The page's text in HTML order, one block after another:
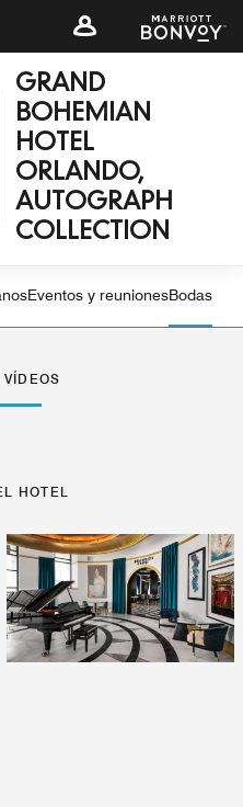
GRAND
BOHEMIAN
HOTEL
ORLANDO,
AUTOGRAPH
COLLECTION
Eventos y reunionesBodas
VÍDEOS
HOTEL